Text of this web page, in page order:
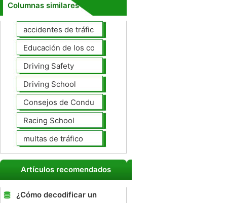
Columnas similares
accidentes de tráfico
Educación de los conductores
Driving Safety
Driving School
Consejos de Conducción
Racing School
multas de tráfico
Artículos recomendados
¿Cómo decodificar un